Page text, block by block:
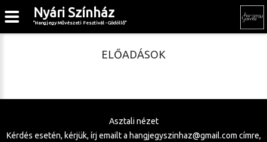
ELŐADÁSOK
Asztali nézet
Kérdés esetén, kérjük, írj emailt a hangjegyszinhaz@gmail.com címre,
Nyári Színház
"Hangjegy Művészeti Fesztivál - Gödöllő"